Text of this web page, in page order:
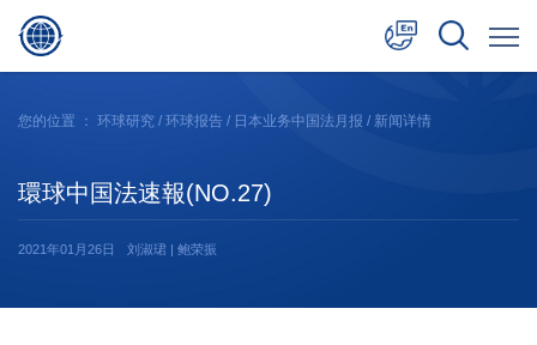
日本語
您的位置 ： 环球研究 / 环球报告 / 日本业务中国法月报 / 新闻详情
環球中国法速報(NO.27)
2021年01月26日 刘淑珺 | 鲍荣振